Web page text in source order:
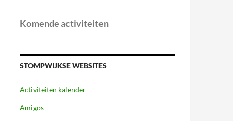
Komende activiteiten
STOMPWIJKSE WEBSITES
Activiteiten kalender
Amigos